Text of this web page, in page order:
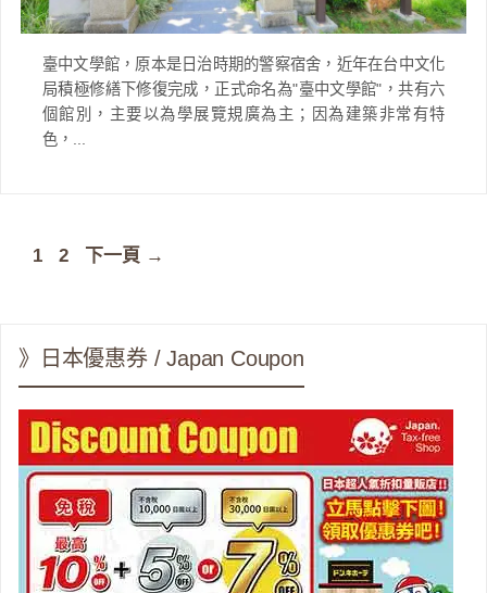
臺中文學館，原本是日治時期的警察宿舍，近年在台中文化
局積極修繕下修復完成，正式命名為"臺中文學館"，共有六
個館別，主要以為學展覽規廣為主；因為建築非常有特
色，...
頁
1
頁
2 下一頁 →
》日本優惠券 / Japan Coupon